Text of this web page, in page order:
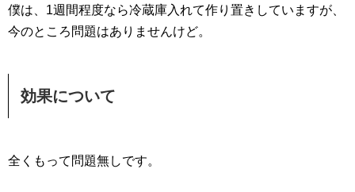
僕は、1週間程度なら冷蔵庫入れて作り置きしていますが、
今のところ問題はありませんけど。
効果について
全くもって問題無しです。